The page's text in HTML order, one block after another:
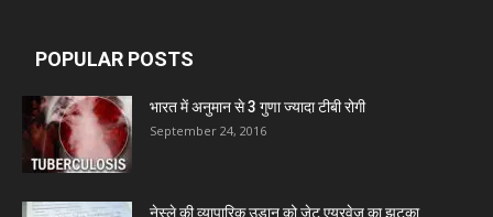
Leeford Healthcare Ltd
Admac Group Companies
POPULAR POSTS
भारत में अनुमान से 3 गुणा ज्यादा टीबी रोगी
September 24, 2016
नेस्ले की व्यापारिक उड़ान को जेट एयरवेज का झटका